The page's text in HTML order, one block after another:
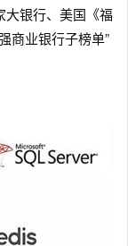
大银行、美国《福
商业银行子榜单”